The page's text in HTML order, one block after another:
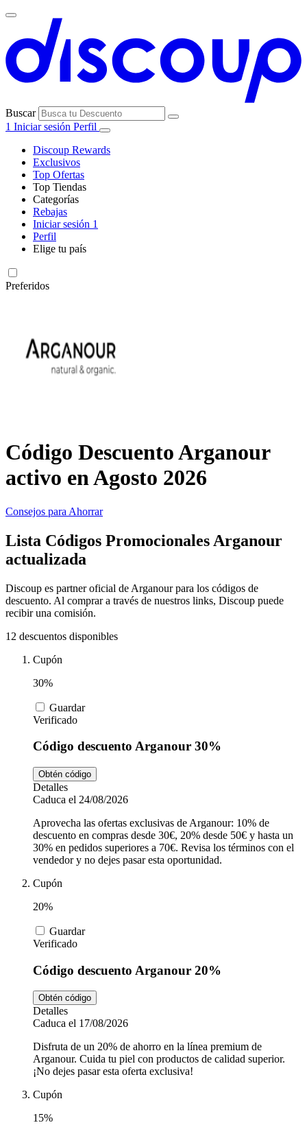
Buscar
1 Iniciar sesión Perfil
Discoup Rewards
Exclusivos
Top Ofertas
Top Tiendas
AliExpress
Amazon
Booking.com
Miravia
Temu
MediaMarkt
Ikea
Nike
Vueling
El Corte
Categorías
Electrónica e
Vacaciones y
Transporte
Cosméticos y
Perfumes
Tiempo libre
Salud y
Animales
Rebajas
Iniciar sesión 1
Perfil
Elige tu país
Preferidos
Código Descuento Arganour
activo en Agosto 2026
Consejos para Ahorrar
Lista Códigos Promocionales Arganour
actualizada
Discoup es partner oficial de Arganour para los códigos de
descuento. Al comprar a través de nuestros links, Discoup puede
recibir una comisión.
12 descuentos disponibles
Cupón
30%
Guardar
Verificado
Código descuento Arganour 30%
Obtén código
Detalles
Caduca el 24/08/2026
Aprovecha las ofertas exclusivas de Arganour: 10% de
descuento en compras desde 30€, 20% desde 50€ y hasta un
30% en pedidos superiores a 70€. Revisa los términos con el
vendedor y no dejes pasar esta oportunidad.
Cupón
20%
Guardar
Verificado
Código descuento Arganour 20%
Obtén código
Detalles
Caduca el 17/08/2026
Disfruta de un 20% de ahorro en la línea premium de
Arganour. Cuida tu piel con productos de calidad superior.
¡No dejes pasar esta oferta exclusiva!
Cupón
15%